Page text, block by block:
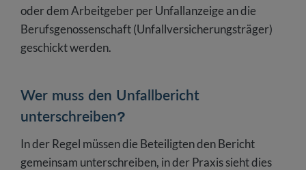
oder dem Arbeitgeber per Unfallanzeige an die
Berufsgenossenschaft (Unfallversicherungsträger)
geschickt werden.
Wer muss den Unfallbericht
unterschreiben?
In der Regel müssen die Beteiligten den Bericht
gemeinsam unterschreiben, in der Praxis sieht dies